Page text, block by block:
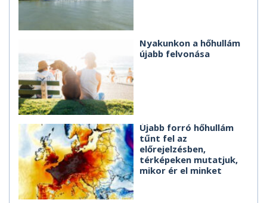
Nyakunkon a hőhullám
újabb felvonása
Újabb forró hőhullám
tűnt fel az
előrejelzésben,
térképeken mutatjuk,
mikor ér el minket